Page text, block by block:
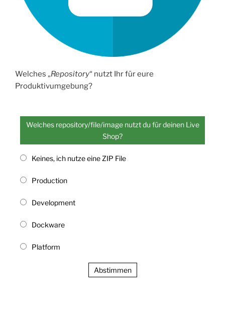
Welches „Repository“ nutzt Ihr für eure
Produktivumgebung?
Welches repository/file/image nutzt du für deinen Live
Shop?
Keines, ich nutze eine ZIP File
Production
Development
Dockware
Platform
Abstimmen